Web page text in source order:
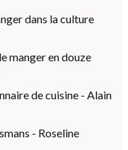
dans la culture
manger en douze
de cuisine - Alain
- Roseline